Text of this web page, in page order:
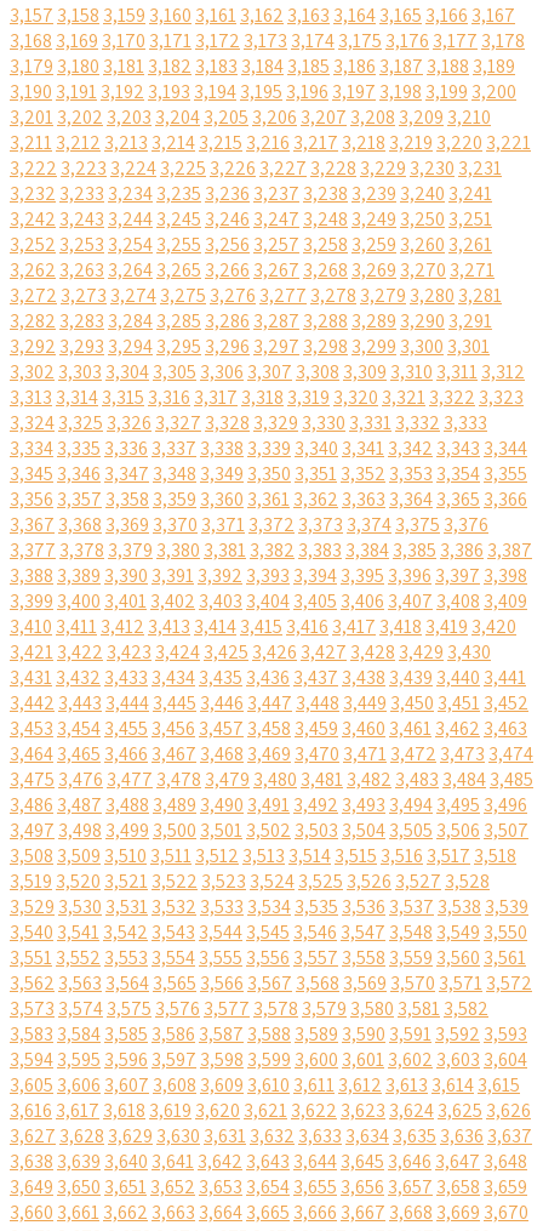
3,157 3,158 3,159 3,160 3,1613,162 3,163 3,1643,165 3,166 3,167
3,168 3,169 3,170 3,1713,172 3,173 3,1743,175 3,176 3,177 3,178
3,179 3,180 3,1813,182 3,183 3,1843,185 3,186 3,187 3,188 3,189
3,190 3,1913,192 3,193 3,1943,195 3,196 3,197 3,198 3,199 3,200
3,2013,202 3,203 3,2043,205 3,206 3,207 3,208 3,209 3,210
3,2113,212 3,213 3,2143,215 3,216 3,217 3,218 3,219 3,220 3,221
3,222 3,223 3,2243,225 3,226 3,227 3,228 3,229 3,230 3,231
3,232 3,233 3,2343,235 3,236 3,237 3,238 3,239 3,240 3,241
3,242 3,243 3,2443,245 3,246 3,247 3,248 3,249 3,250 3,251
3,252 3,253 3,2543,255 3,256 3,257 3,258 3,259 3,260 3,261
3,262 3,263 3,2643,265 3,266 3,267 3,268 3,269 3,270 3,271
3,272 3,273 3,2743,275 3,276 3,277 3,278 3,279 3,280 3,281
3,282 3,283 3,2843,285 3,286 3,287 3,288 3,289 3,290 3,291
3,292 3,293 3,2943,295 3,296 3,297 3,298 3,299 3,300 3,301
3,302 3,303 3,3043,305 3,306 3,307 3,308 3,309 3,310 3,3113,312
3,313 3,3143,315 3,316 3,317 3,318 3,319 3,320 3,3213,322 3,323
3,3243,325 3,326 3,327 3,328 3,329 3,330 3,3313,332 3,333
3,3343,335 3,336 3,337 3,338 3,339 3,340 3,3413,342 3,343 3,344
3,345 3,346 3,347 3,348 3,349 3,350 3,3513,352 3,353 3,3543,355
3,356 3,357 3,358 3,359 3,360 3,3613,362 3,363 3,3643,365 3,366
3,367 3,368 3,369 3,370 3,3713,372 3,373 3,3743,375 3,376
3,377 3,378 3,379 3,380 3,3813,382 3,383 3,3843,385 3,386 3,387
3,388 3,389 3,390 3,3913,392 3,393 3,3943,395 3,396 3,397 3,398
3,399 3,400 3,4013,402 3,403 3,4043,405 3,406 3,407 3,408 3,409
3,410 3,4113,412 3,413 3,4143,415 3,416 3,417 3,418 3,419 3,420
3,4213,422 3,423 3,4243,425 3,426 3,427 3,428 3,429 3,430
3,4313,432 3,433 3,4343,435 3,436 3,437 3,438 3,439 3,440 3,441
3,442 3,443 3,4443,445 3,446 3,447 3,448 3,449 3,450 3,4513,452
3,453 3,4543,455 3,456 3,457 3,458 3,459 3,460 3,4613,462 3,463
3,4643,465 3,466 3,467 3,468 3,469 3,470 3,4713,472 3,473 3,474
3,475 3,476 3,477 3,478 3,479 3,480 3,4813,482 3,483 3,4843,485
3,486 3,487 3,488 3,489 3,490 3,4913,492 3,493 3,4943,495 3,496
3,497 3,498 3,499 3,500 3,5013,502 3,503 3,5043,505 3,506 3,507
3,508 3,509 3,510 3,5113,512 3,513 3,5143,515 3,516 3,517 3,518
3,519 3,520 3,5213,522 3,523 3,5243,525 3,526 3,527 3,528
3,529 3,530 3,5313,532 3,533 3,5343,535 3,536 3,537 3,538 3,539
3,540 3,5413,542 3,543 3,5443,545 3,546 3,547 3,548 3,549 3,550
3,5513,552 3,553 3,5543,555 3,556 3,557 3,558 3,559 3,560 3,561
3,562 3,563 3,5643,565 3,566 3,567 3,568 3,569 3,570 3,5713,572
3,573 3,5743,575 3,576 3,577 3,578 3,579 3,580 3,5813,582
3,583 3,5843,585 3,586 3,587 3,588 3,589 3,590 3,5913,592 3,593
3,5943,595 3,596 3,597 3,598 3,599 3,600 3,6013,602 3,603 3,604
3,605 3,606 3,607 3,608 3,609 3,610 3,6113,612 3,613 3,6143,615
3,616 3,617 3,618 3,619 3,620 3,6213,622 3,623 3,6243,625 3,626
3,627 3,628 3,629 3,630 3,6313,632 3,633 3,6343,635 3,636 3,637
3,638 3,639 3,640 3,6413,642 3,643 3,6443,645 3,646 3,647 3,648
3,649 3,650 3,6513,652 3,653 3,6543,655 3,656 3,657 3,658 3,659
3,660 3,6613,662 3,663 3,6643,665 3,666 3,667 3,668 3,669 3,670